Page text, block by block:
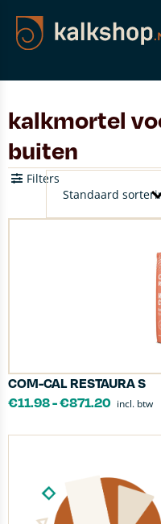
kalkmortel
buiten
Filters
COM-CAL RESTAURA S
€11.98-€871.20 incl. btw